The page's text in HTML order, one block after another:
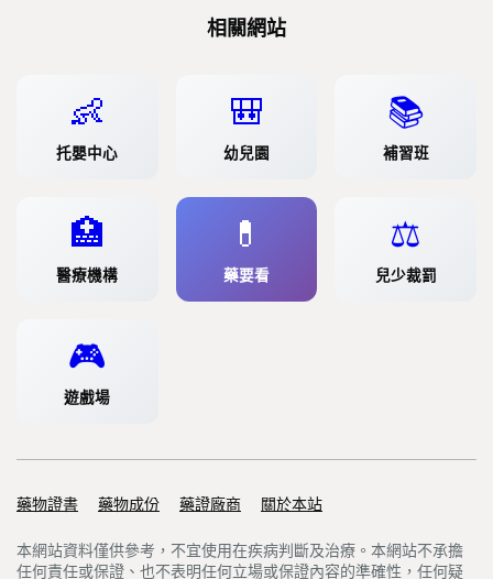
相關網站
👶
托嬰中心
🎒
幼兒園
📚
補習班
🏥
醫療機構
💊
藥要看
⚖️
兒少裁罰
🎮
遊戲場
Support links
藥物證書 藥物成份 藥證廠商 關於本站
本網站資料僅供參考，不宜使用在疾病判斷及治療。本網站不承擔
任何責任或保證、也不表明任何立場或保證內容的準確性，任何疑